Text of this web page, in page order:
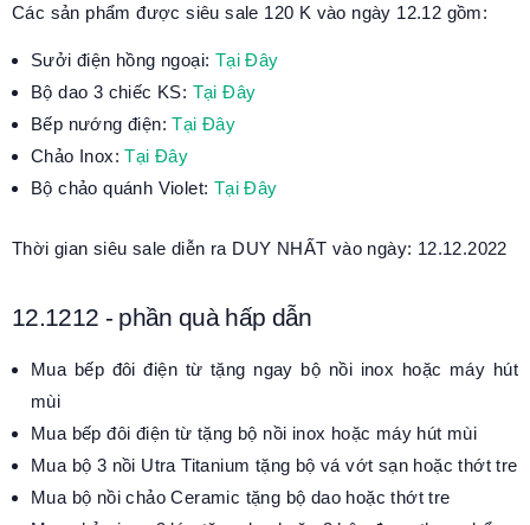
Các sản phẩm được siêu sale 120 K vào ngày 12.12 gồm:
Sưởi điện hồng ngoại: Tại Đây
Bộ dao 3 chiếc KS: Tại Đây
Bếp nướng điện:Tại Đây
Chảo Inox:Tại Đây
Bộ chảo quánh Violet: Tại Đây
Thời gian siêu sale diễn ra DUY NHẤT vào ngày: 12.12.2022
12.1212 - phần quà hấp dẫn
Mua bếp đôi điện từ tặng ngay bộ nồi inox hoặc máy hút
mùi
Mua bếp đôi điện từ tặng bộ nồi inox hoặc máy hút mùi
Mua bộ 3 nồi Utra Titanium tặng bộ vá vớt sạn hoặc thớt tre
Mua bộ nồi chảo Ceramic tặng bộ dao hoặc thớt tre